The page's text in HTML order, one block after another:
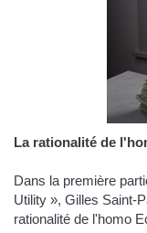
La rationalité de
Dans la première
Utility », Gilles Saint-
rationalité de l'homo